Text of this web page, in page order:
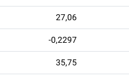
27,06
-0,2297
35,75